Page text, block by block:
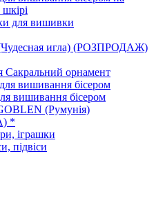
для вишивки
игла) (РОЗПРОДАЖ)
Сакральний орнамент
вишивання бісером
вишивання бісером
(Румунія)
*
іграшки
підвіси